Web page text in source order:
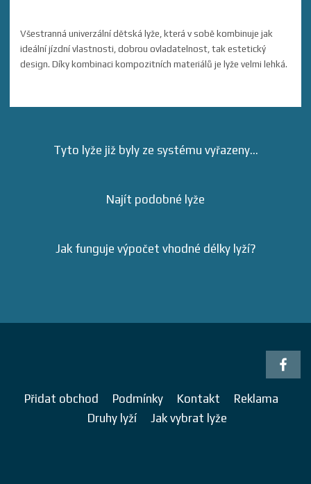
Všestranná univerzální dětská lyže, která v sobě kombinuje jak
ideální jízdní vlastnosti, dobrou ovladatelnost, tak estetický
design. Díky kombinaci kompozitních materiálů je lyže velmi lehká.
Tyto lyže již byly ze systému vyřazeny...
Najít podobné lyže
Jak funguje výpočet vhodné délky lyží?
Přidat obchod Podmínky Kontakt
Reklama
Druhy lyží
Jak vybrat lyže